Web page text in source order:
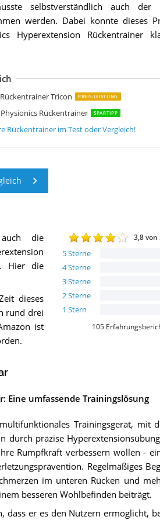
selbstverständlich auch der
werden. Dabei konnte dieses
Hyperextension Rückentrainer
Tricon PREIS-LEISTUNG
Physionics Rückentrainer SPARTIPP
& Fitness Klappbarer Roman Chair
Tricon Flex
einzigartiger 3in1 Rückentrainer &
Hyperextension Rückentrainer
Hyperextension 45°
Roman Chair Rückentrainer Klappbare
Rückentrainer
Rückentrainer
Rückentrainerim Test oder Vergleich!
3,8von
5Sterne
4Sterne
3Sterne
2Sterne
1 Stern
105
die
. Hier die
dieses
rund drei
ist
Eine umfassende Trainingslösung
Trainingsgerät, mit
durch präzise
Rumpfkraft verbessern wollen -
Regelmäßiges
im unteren Rücken und
besseren Wohlbefinden beiträgt.
dass er es den Nutzern ermöglicht,